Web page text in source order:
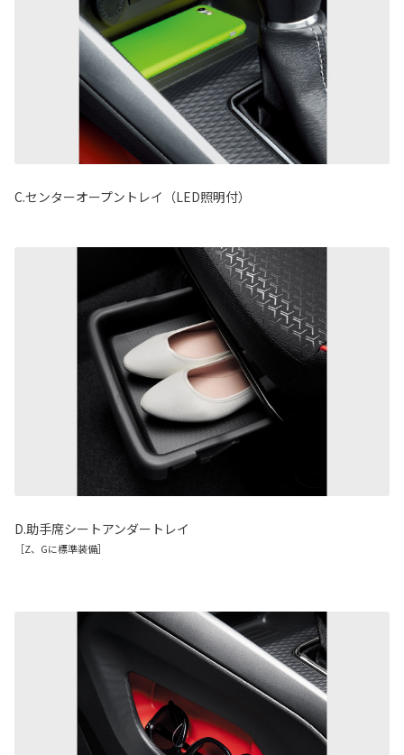
C.センターオープントレイ（LED照明付）
D.助手席シートアンダートレイ
［Z、Gに標準装備］